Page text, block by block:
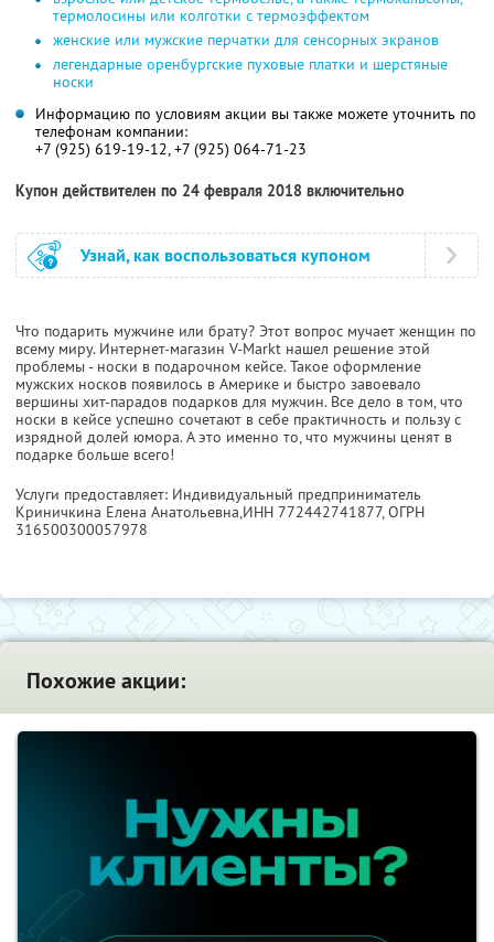
термолосины или колготки с термоэффектом
женские или мужские перчатки для сенсорных экранов
легендарные оренбургские пуховые платки и шерстяные
носки
Информацию по условиям акции вы также можете уточнить по
телефонам компании:
+7 (925) 619-19-12, +7 (925) 064-71-23
Купон действителен по 24 февраля 2018 включительно
Узнай, как воспользоваться купоном
Что подарить мужчине или брату? Этот вопрос мучает женщин по
всему миру. Интернет-магазин V-Markt нашел решение этой
проблемы - носки в подарочном кейсе. Такое оформление
мужских носков появилось в Америке и быстро завоевало
вершины хит-парадов подарков для мужчин. Все дело в том, что
носки в кейсе успешно сочетают в себе практичность и пользу с
изрядной долей юмора. А это именно то, что мужчины ценят в
подарке больше всего!
Услуги предоставляет: Индивидуальный предприниматель
Криничкина Елена Анатольевна,ИНН 772442741877, ОГРН
316500300057978
Похожие акции: